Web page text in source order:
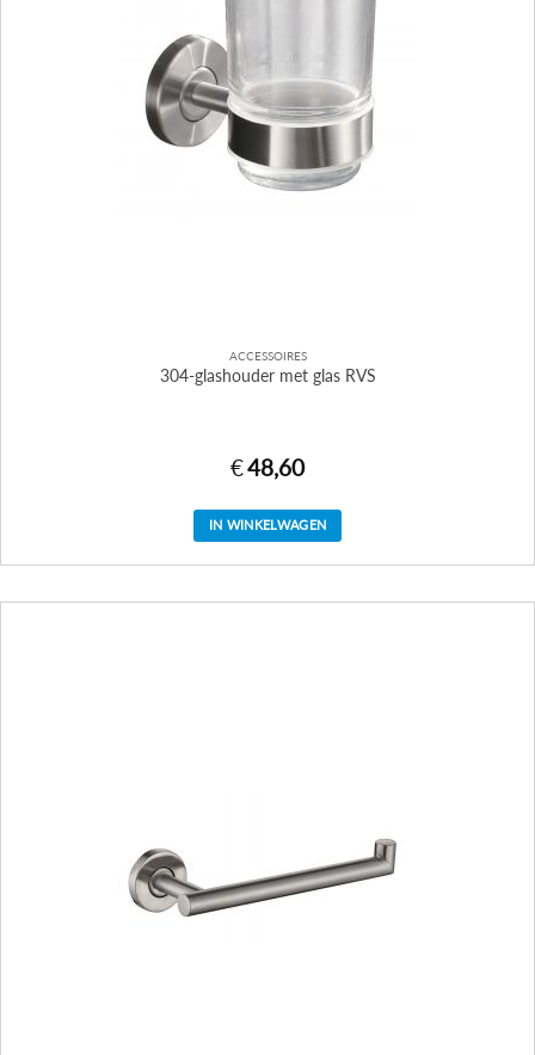
ACCESSOIRES
304-glashouder met glas RVS
€48,60
IN WINKELWAGEN